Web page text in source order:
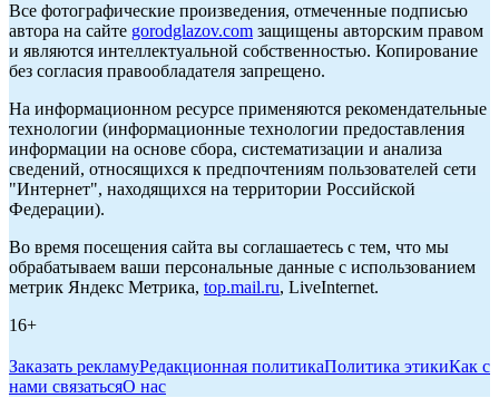
Все фотографические произведения, отмеченные подписью
автора на сайте gorodglazov.com защищены авторским правом
и являются интеллектуальной собственностью. Копирование
без согласия правообладателя запрещено.
На информационном ресурсе применяются рекомендательные
технологии (информационные технологии предоставления
информации на основе сбора, систематизации и анализа
сведений, относящихся к предпочтениям пользователей сети
"Интернет", находящихся на территории Российской
Федерации).
Во время посещения сайта вы соглашаетесь с тем, что мы
обрабатываем ваши персональные данные с использованием
метрик Яндекс Метрика, top.mail.ru, LiveInternet.
16+
Заказать рекламуРедакционная политикаПолитика этикиКак с
нами связатьсяО нас